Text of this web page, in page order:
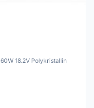
18.2V Polykristallin